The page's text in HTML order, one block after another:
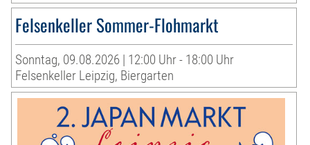
Felsenkeller Sommer-Flohmarkt
Sonntag, 09.08.2026 | 12:00 Uhr - 18:00 Uhr
Felsenkeller Leipzig, Biergarten